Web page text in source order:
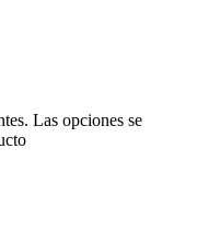
Las opciones se